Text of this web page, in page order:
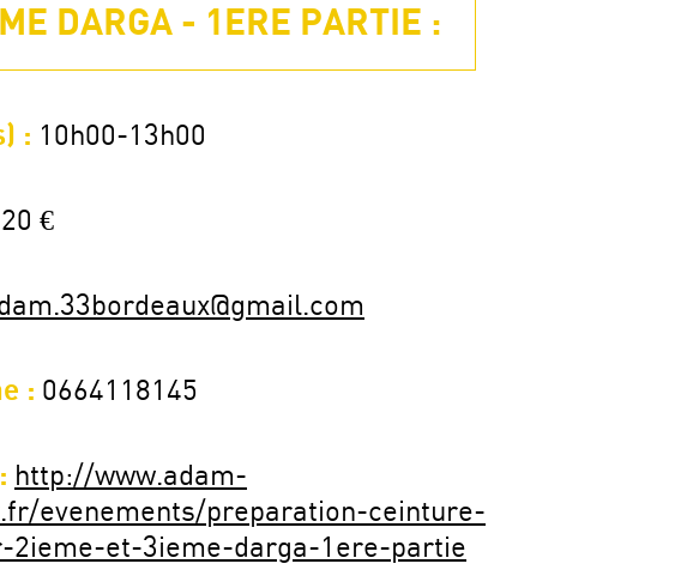
DARGA - 1ERE PARTIE :
: 10h00-13h00
20 €
: 0664118145
http://www.adam-
evenements/preparation-ceinture-
2ieme-et-3ieme-darga-1ere-partie